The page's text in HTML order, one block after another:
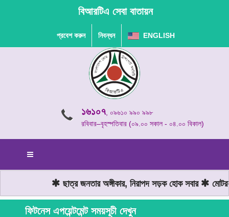
বিআরটিএ সেবা বাতায়ন
প্রবেশ করুন নিবন্ধন ENGLISH
১৬১০৭, ০৯৬১০ ৯৯০ ৯৯৮
রবিবার–বৃহস্পতিবার (০৯.০০ সকাল - ০৪.০০ বিকাল)
ছাত্র জনতার অঙ্গীকার, নিরাপদ সড়ক হোক সবার
ফিটনেস এপয়েন্টমেন্ট সময়সূচী দেখুন